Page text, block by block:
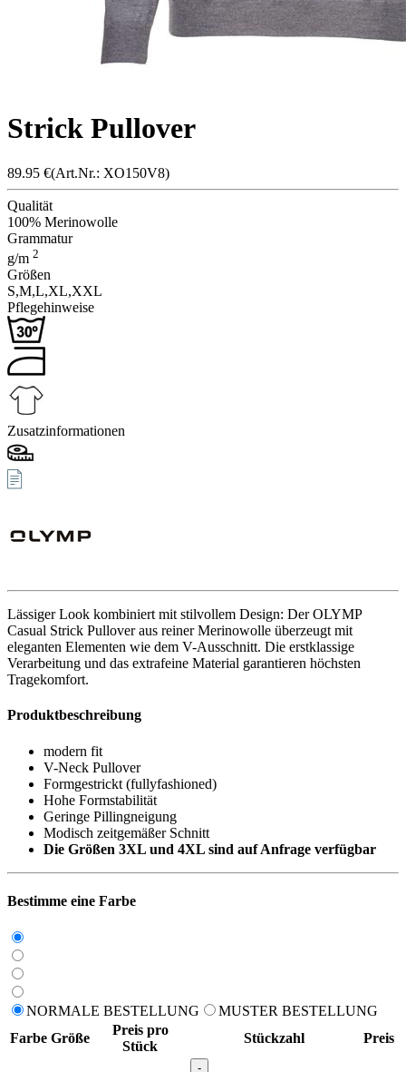
Strick Pullover
89.95 €(Art.Nr.: XO150V8)
Qualität
100% Merinowolle
Grammatur
g/m 2
Größen
S,M,L,XL,XXL
Pflegehinweise
Zusatzinformationen
Lässiger Look kombiniert mit stilvollem Design: Der OLYMP
Casual Strick Pullover aus reiner Merinowolle überzeugt mit
eleganten Elementen wie dem V-Ausschnitt. Die erstklassige
Verarbeitung und das extrafeine Material garantieren höchsten
Tragekomfort.
Produktbeschreibung
modern fit
V-Neck Pullover
Formgestrickt (fullyfashioned)
Hohe Formstabilität
Geringe Pillingneigung
Modisch zeitgemäßer Schnitt
Die Größen 3XL und 4XL sind auf Anfrage verfügbar
Bestimme eine Farbe
NORMALE BESTELLUNG
MUSTER BESTELLUNG
Farbe Größe
Preis pro
Stück
Stückzahl Preis
-